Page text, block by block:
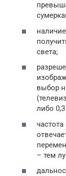
света;
выбор
либо
– тем